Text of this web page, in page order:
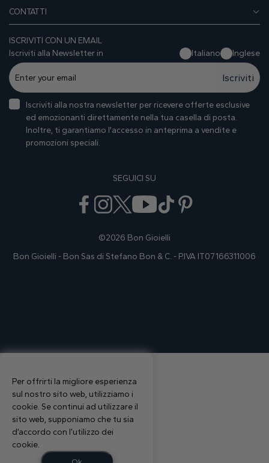
CONTATTI
ISCRIVITI CON UN EMAIL
Iscriviti alla Newsletter in
Italiano Inglese
Iscriviti
Iscriviti alla nostra newsletter per ricevere offerte esclusive
ed emozionanti direttamente nella tua casella di posta.
Inoltre, ti garantiamo I'accesso in anteprima a vendite e
promozioni speciali.
SEGUICI SU
©2026 Bon Gioielli
Bon Gioielli - Bon Sas di Stefano Bon & C. - P.IVA IT07166311006
Per offrirti la migliore esperienza
sul nostro sito web, utilizziamo i
cookie. Se continui ad utilizzare il
sito web, supponiamo che tu sia
d’accordo con l’utilizzo dei
cookie.